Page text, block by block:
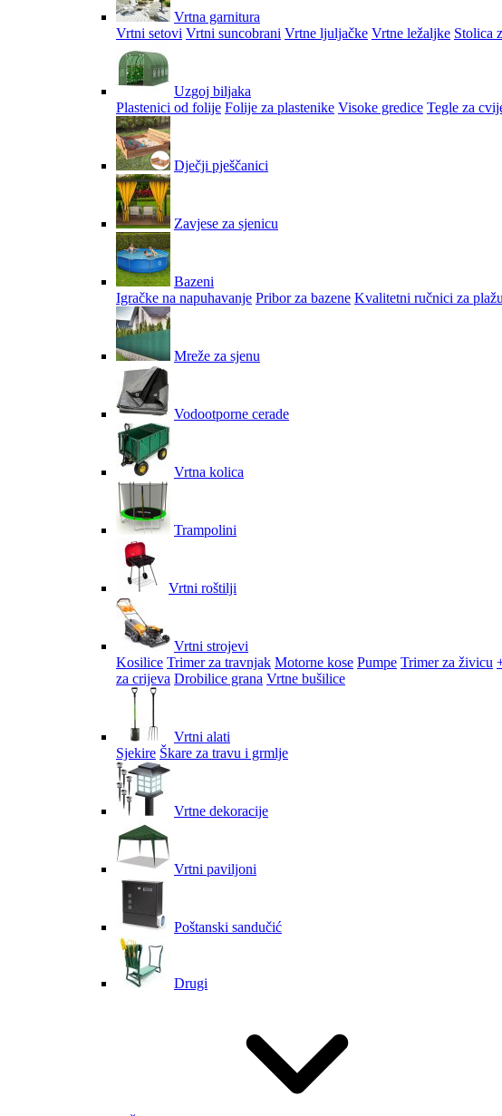
Vrtna garnitura
Vrtni setovi Vrtni suncobrani Vrtne ljuljačke Vrtne ležaljke Stolica
Uzgoj biljaka
Plastenici od folije Folije za plastenike Visoke gredice Tegle za
Dječji pješčanici
Zavjese za sjenicu
Bazeni
Igračke na napuhavanje Pribor za bazene Kvalitetni ručnici za plažu
Mreže za sjenu
Vodootporne cerade
Vrtna kolica
Trampolini
Vrtni roštilji
Vrtni strojevi
Kosilice Trimer za travnjak Motorne kose Pumpe Trimer za živicu
za crijeva Drobilice grana Vrtne bušilice
Vrtni alati
Sjekire Škare za travu i grmlje
Vrtne dekoracije
Vrtni paviljoni
Poštanski sandučić
Drugi